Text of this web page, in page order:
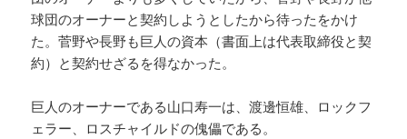
球団のオーナーと契約しようとしたから待ったをかけ
た。菅野や長野も巨人の資本（書面上は代表取締役と契
約）と契約せざるを得なかった。
巨人のオーナーである山口寿一は、渡邊恒雄、ロックフ
ェラー、ロスチャイルドの傀儡である。